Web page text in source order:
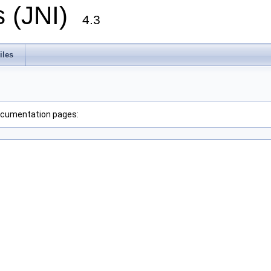
(JNI) 4.3
pages: